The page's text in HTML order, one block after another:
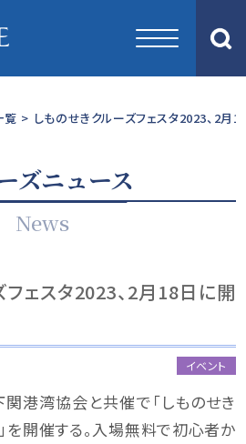
覧 > しものせきクルーズフェスタ2023、2月
ズニュース
News
ェスタ2023、2月18日に開
イベント
港湾協会と共催で「しものせき
を開催する。入場無料で初心者か